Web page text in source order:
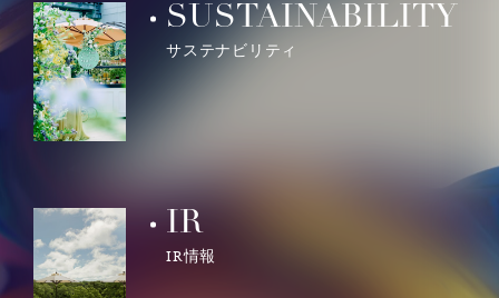
SUSTAINABILITY
サステナビリティ
IR
IR情報